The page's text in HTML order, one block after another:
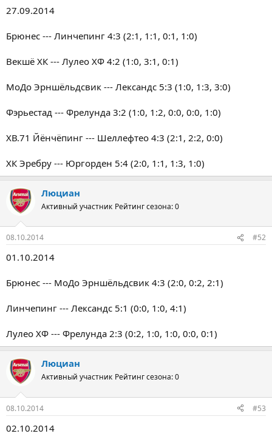
27.09.2014
Брюнес --- Линчепинг 4:3 (2:1, 1:1, 0:1, 1:0)
Векшё ХК --- Лулео ХФ 4:2 (1:0, 3:1, 0:1)
МоДо Эрншёльдсвик --- Лександс 5:3 (1:0, 1:3, 3:0)
Фэрьестад --- Фрелунда 3:2 (1:0, 1:2, 0:0, 0:0, 1:0)
ХВ.71 Йёнчёпинг --- Шеллефтео 4:3 (2:1, 2:2, 0:0)
ХК Эребру --- Юргорден 5:4 (2:0, 1:1, 1:3, 1:0)
Люциан
Активный участник Рейтинг сезона: 0
08.10.2014 #52
01.10.2014
Брюнес --- МоДо Эрншёльдсвик 4:3 (2:0, 0:2, 2:1)
Линчепинг --- Лександс 5:1 (0:0, 1:0, 4:1)
Лулео ХФ --- Фрелунда 2:3 (0:2, 1:0, 1:0, 0:0, 0:1)
Люциан
Активный участник Рейтинг сезона: 0
08.10.2014 #53
02.10.2014